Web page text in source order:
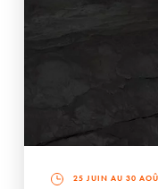
25 JUIN AU 30